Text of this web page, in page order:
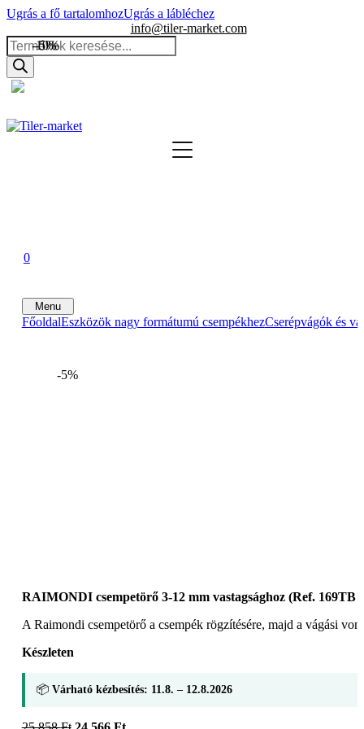
Ugrás a fő tartalomhozUgrás a lábléchez
info@tiler-market.com
Products
search
0
Menu
FőoldalEszközök nagy formátumú csempékhezCserépvágók és
-5%
RAIMONDI csempetörő 3-12 mm vastagsághoz (Ref. 169TB
A Raimondi csempetörő a csempék rögzítésére, majd a vágási
Készleten
📦 Várható kézbesítés: 11.8. – 12.8.2026
Original
Current
-5%
-10%